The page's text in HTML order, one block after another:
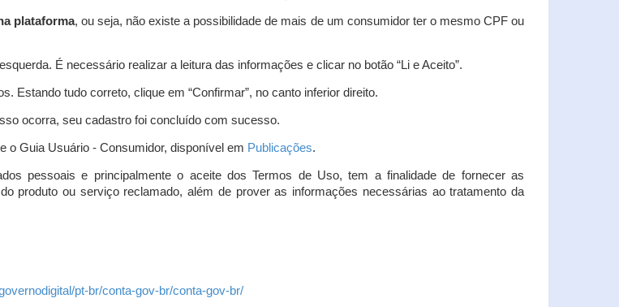
plataforma, ou seja, não existe a possibilidade de mais de um consumidor ter o mesmo CPF ou
É necessário realizar a leitura das informações e clicar no botão “Li e Aceito”.
Estando tudo correto, clique em “Confirmar”, no canto inferior direito.
ocorra, seu cadastro foi concluído com sucesso.
o Guia Usuário - Consumidor, disponível em Publicações.
pessoais e principalmente o aceite dos Termos de Uso, tem a finalidade de fornecer as
produto ou serviço reclamado, além de prover as informações necessárias ao tratamento da
pt-br/conta-gov-br/conta-gov-br/